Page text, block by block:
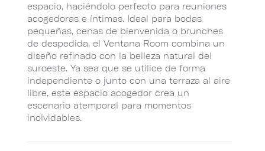
espacio, haciéndolo perfecto para reuniones
acogedoras e íntimas. Ideal para bodas
pequeñas, cenas de bienvenida o brunches
de despedida, el Ventana Room combina un
diseño refinado con la belleza natural del
suroeste. Ya sea que se utilice de forma
independiente o junto con una terraza al aire
libre, este espacio acogedor crea un
escenario atemporal para momentos
inolvidables.